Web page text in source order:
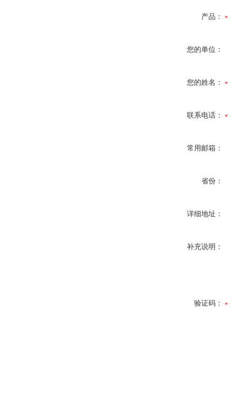
产品：
您的单位：
您的姓名：
联系电话：
常用邮箱：
省份：
详细地址：
补充说明：
验证码：